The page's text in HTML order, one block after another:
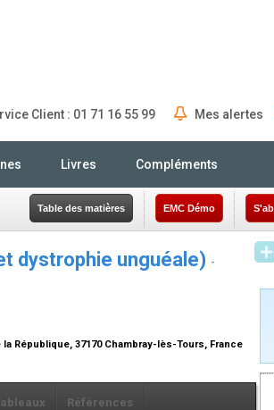
Client : 01 71 16 55 99 Mes alertes
Livres Compléments
Table des matières EMC Démo
dystrophie unguéale) -
République, 37170 Chambray-lès-Tours, France
Références